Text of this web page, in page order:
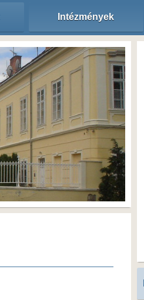
Intézmények